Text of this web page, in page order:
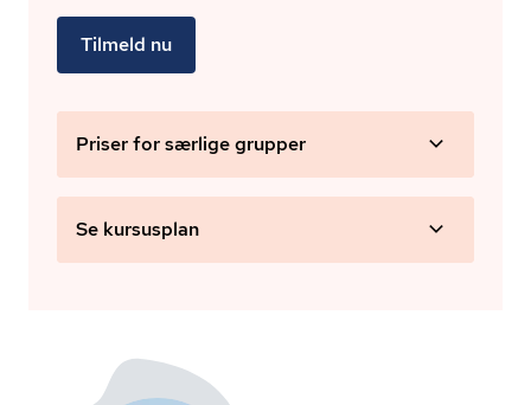
Tilmeld nu
Priser for særlige grupper
Se kursusplan